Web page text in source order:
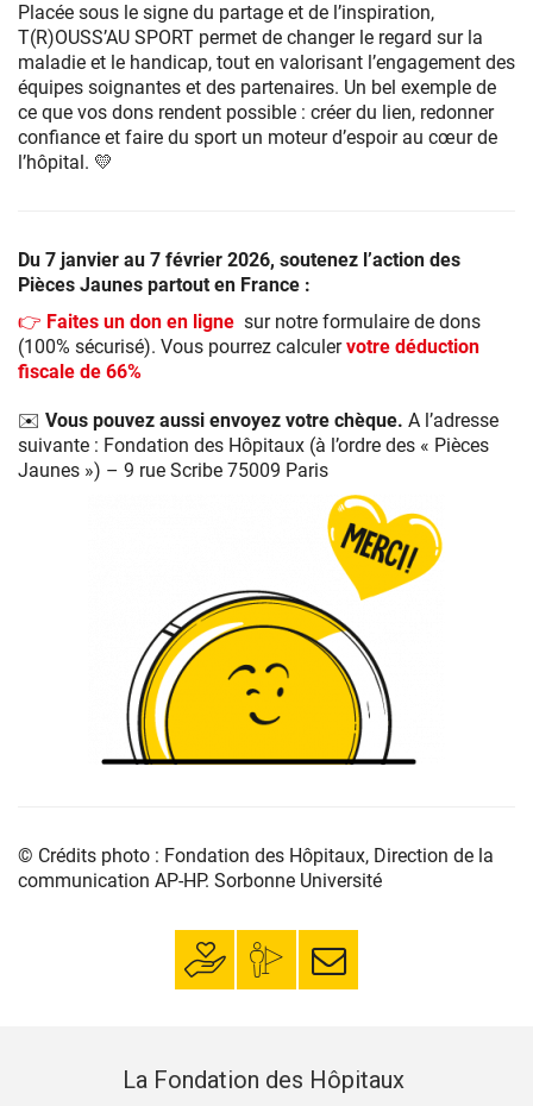
Placée sous le signe du partage et de l’inspiration,
T(R)OUSS’AU SPORT permet de changer le regard sur la
maladie et le handicap, tout en valorisant l’engagement des
équipes soignantes et des partenaires. Un bel exemple de
ce que vos dons rendent possible : créer du lien, redonner
confiance et faire du sport un moteur d’espoir au cœur de
l’hôpital. 💛
Du 7 janvier au 7 février 2026, soutenez l’action des
Pièces Jaunes partout en France :
👉 Faites un don en ligne sur notre formulaire de dons
(100% sécurisé). Vous pourrez calculervotre déduction
fiscale de 66%
✉️ Vous pouvez aussi envoyez votre chèque. A l’adresse
suivante : Fondation des Hôpitaux (à l’ordre des « Pièces
Jaunes ») – 9 rue Scribe 75009 Paris
© Crédits photo : Fondation des Hôpitaux, Direction de la
communication AP-HP. Sorbonne Université
Faire un donMon espace
donateur
S’inscrire à la
newsletter
La Fondation des Hôpitaux